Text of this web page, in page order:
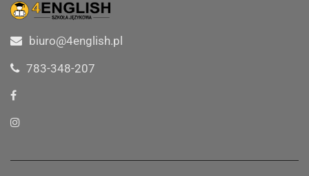
biuro@4english.pl
783-348-207